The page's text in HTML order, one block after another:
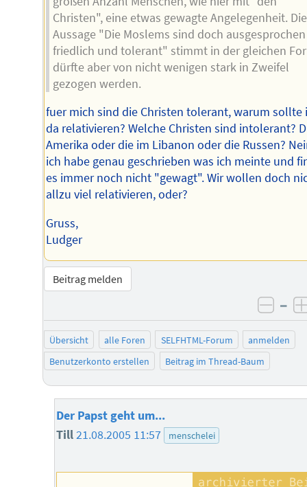
Christen", eine etwas gewagte Angelegenheit. Die
Aussage "Die Moslems sind doch ausgesprochen
friedlich und tolerant" stimmt in der gleichen
dürfte aber von nicht wenigen stark in Zweifel
gezogen werden.
fuer mich sind die Christen tolerant, warum sollte
da relativieren? Welche Christen sind intolerant?
Amerika oder die im Libanon oder die Russen?
ich habe genau geschrieben was ich meinte und
es immer noch nicht "gewagt". Wir wollen doch
allzu viel relativieren, oder?
Gruss,
Ludger
Beitrag melden
–
Übersicht alle Foren SELFHTML-Forum
anmelden
Benutzerkonto erstellen
Beitrag im Thread-Baum
Der Papst geht um...
Till21.08.2005 11:57 menschelei